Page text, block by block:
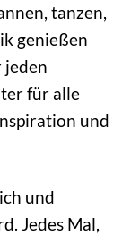
tanzen,
genießen
jeden
für alle
und
und
Jedes Mal,